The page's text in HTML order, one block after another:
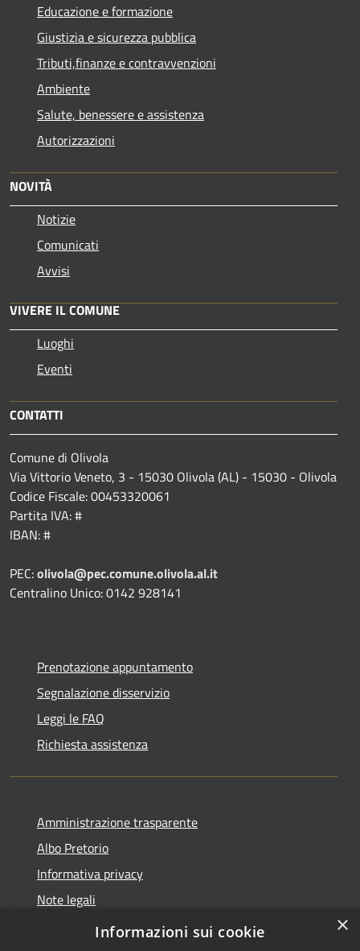
Educazione e formazione
Giustizia e sicurezza pubblica
Tributi,finanze e contravvenzioni
Ambiente
Salute, benessere e assistenza
Autorizzazioni
NOVITÀ
Notizie
Comunicati
Avvisi
VIVERE IL COMUNE
Luoghi
Eventi
CONTATTI
Comune di Olivola
Via Vittorio Veneto, 3 - 15030 Olivola (AL) - 15030 - Olivola
Codice Fiscale: 00453320061
Partita IVA: #
IBAN: #
PEC:olivola@pec.comune.olivola.al.it
Centralino Unico: 0142 928141
Prenotazione appuntamento
Segnalazione disservizio
Leggi le FAQ
Richiesta assistenza
Amministrazione trasparente
Albo Pretorio
Informativa privacy
Note legali
Dichiarazione di accessibilità
×
Informazioni sui cookie